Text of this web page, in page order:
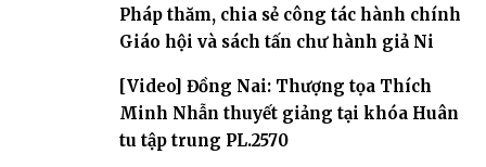
Pháp thăm, chia sẻ công tác hành chính
Giáo hội và sách tấn chư hành giả Ni
[Video] Đồng Nai: Thượng tọa Thích
Minh Nhẫn thuyết giảng tại khóa Huân
tu tập trung PL.2570